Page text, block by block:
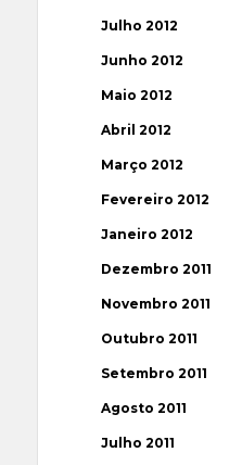
Julho 2012
Junho 2012
Maio 2012
Abril 2012
Março 2012
Fevereiro 2012
Janeiro 2012
Dezembro 2011
Novembro 2011
Outubro 2011
Setembro 2011
Agosto 2011
Julho 2011